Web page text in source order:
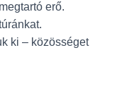
erő.
ki – közösséget